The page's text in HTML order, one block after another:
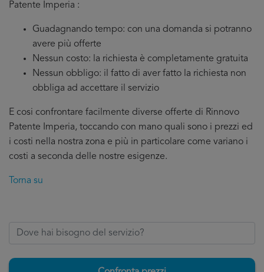
Patente Imperia :
Guadagnando tempo: con una domanda si potranno
avere più offerte
Nessun costo: la richiesta è completamente gratuita
Nessun obbligo: il fatto di aver fatto la richiesta non
obbliga ad accettare il servizio
E cosi confrontare facilmente diverse offerte di Rinnovo
Patente Imperia, toccando con mano quali sono i prezzi ed
i costi nella nostra zona e più in particolare come variano i
costi a seconda delle nostre esigenze.
Torna su